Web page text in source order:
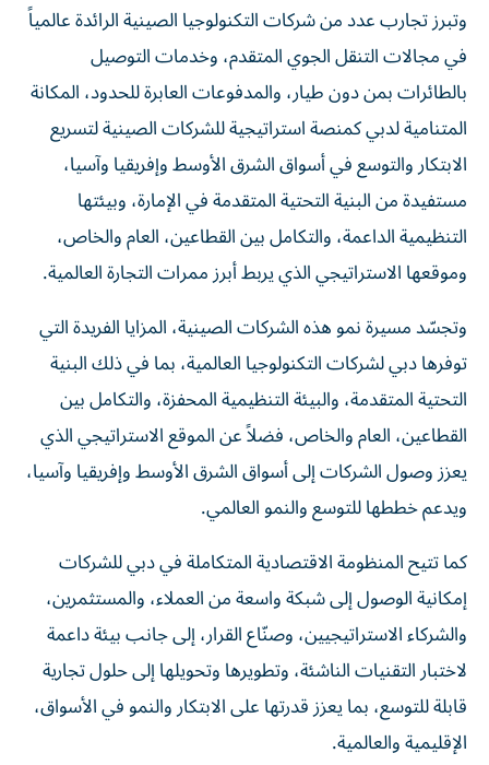
وتبرز تجارب عدد من شركات التكنولوجيا الصينية الرائدة عالمياً
في مجالات التنقل الجوي المتقدم، وخدمات التوصيل
بالطائرات بمن دون طيار، والمدفوعات العابرة للحدود، المكانة
المتنامية لدبي كمنصة استراتيجية للشركات الصينية لتسريع
الابتكار والتوسع في أسواق الشرق الأوسط وإفريقيا وآسيا،
مستفيدة من البنية التحتية المتقدمة في الإمارة، وبيئتها
التنظيمية الداعمة، والتكامل بين القطاعين، العام والخاص،
وموقعها الاستراتيجي الذي يربط أبرز ممرات التجارة العالمية.
وتجسّد مسيرة نمو هذه الشركات الصينية، المزايا الفريدة التي
توفرها دبي لشركات التكنولوجيا العالمية، بما في ذلك البنية
التحتية المتقدمة، والبيئة التنظيمية المحفزة، والتكامل بين
القطاعين، العام والخاص، فضلاً عن الموقع الاستراتيجي الذي
يعزز وصول الشركات إلى أسواق الشرق الأوسط وإفريقيا وآسيا،
ويدعم خططها للتوسع والنمو العالمي.
كما تتيح المنظومة الاقتصادية المتكاملة في دبي للشركات
إمكانية الوصول إلى شبكة واسعة من العملاء، والمستثمرين،
والشركاء الاستراتيجيين، وصنّاع القرار، إلى جانب بيئة داعمة
لاختبار التقنيات الناشئة، وتطويرها وتحويلها إلى حلول تجارية
قابلة للتوسع، بما يعزز قدرتها على الابتكار والنمو في الأسواق،
الإقليمية والعالمية.